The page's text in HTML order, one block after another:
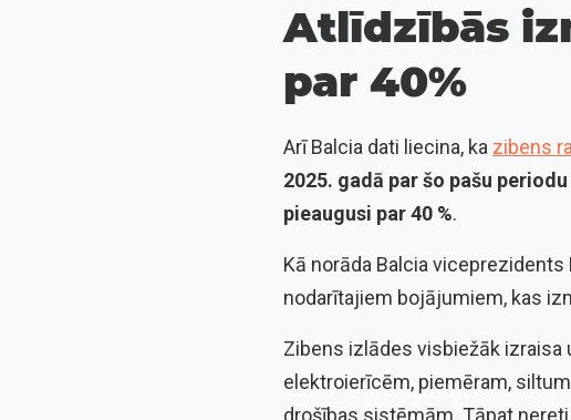
Atlīdzībās
par 40%
Arī Balcia dati liecina, ka zibens
2025. gadā par šo pašu
pieaugusi par 40 %.
Kā norāda Balcia
nodarītajiem bojājumiem, kas
Zibens izlādes visbiežāk
elektroierīcēm, piemēram,